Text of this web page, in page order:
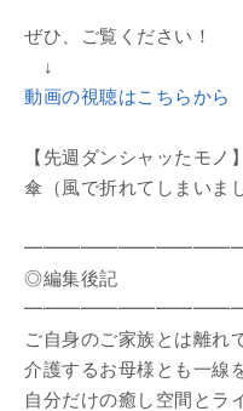
ぜひ、ご覧ください！
↓
動画の視聴はこちらから
【先週ダンシャッたモノ】
傘（風で折れてしまいま
◎編集後記
ご自身のご家族とは離れ
介護するお母様とも一線
自分だけの癒し空間とラ